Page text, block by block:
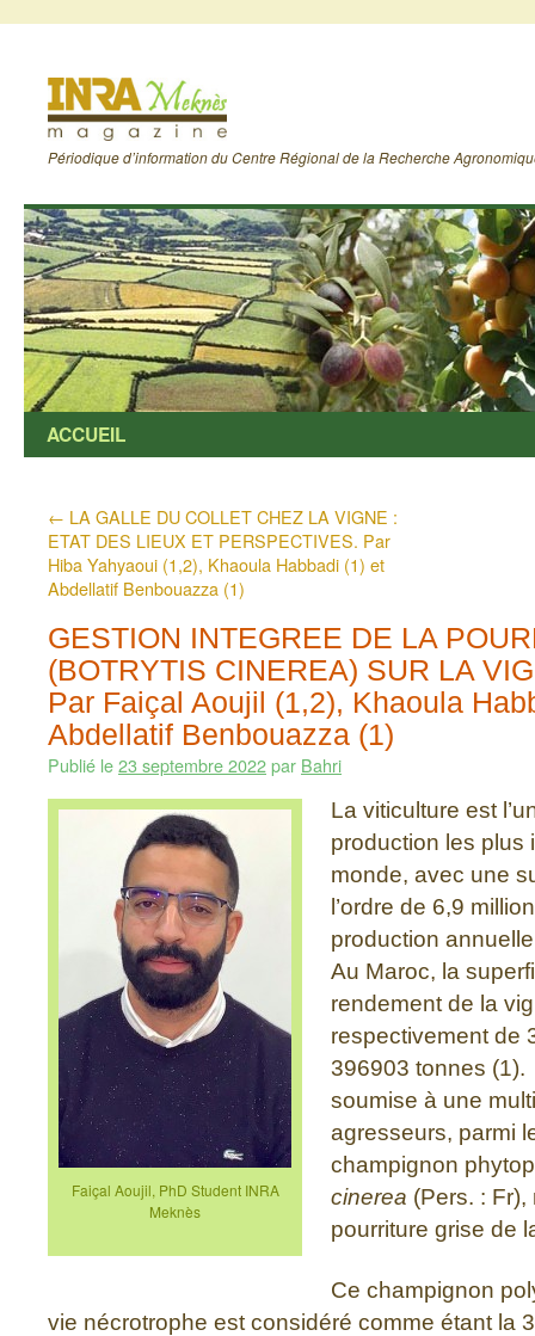
Périodique d’information du Centre Régional de la Recherche
ACCUEIL
← LA GALLE DU COLLET CHEZ LA VIGNE :
ETAT DES LIEUX ET PERSPECTIVES. Par
Hiba Yahyaoui (1,2), Khaoula Habbadi (1) et
Abdellatif Benbouazza (1)
GESTION INTEGREE DE LA
(BOTRYTIS CINEREA) SUR LA
Par Faiçal Aoujil (1,2), Khaoula
Abdellatif Benbouazza (1)
Publié le23 septembre 2022par Bahri
Faiçal Aoujil, PhD Student INRA
Meknès
La viticulture est
production les plus
monde, avec une
l’ordre de 6,9
production
Au Maroc, la
rendement de la
respectivement de
396903 tonnes
soumise à une
agresseurs, parmi
champignon
cinerea (Pers. :
pourriture grise de
Ce champignon
vie nécrotrophe est considéré comme étant la 3